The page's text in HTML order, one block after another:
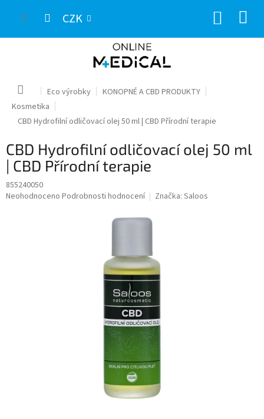
CZK
Domů Eco výrobky
KONOPNÉ A CBD PRODUKTY
Kosmetika
CBD Hydrofilní odličovací olej 50 ml | CBD Přírodní terapie
CBD Hydrofilní odličovací olej 50 ml
| CBD Přírodní terapie
855240050
Průměrné
Neohodnoceno Podrobnosti hodnocení Značka: Saloos